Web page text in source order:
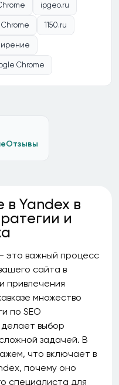
ipgeo.ru
Chrome 1150.ru
Chrome
Отзывы
в Yandex в
и
это важный процесс
сайта в
привлечения
множество
по SEO
выбор
задачей. В
что включает в
почему оно
специалиста для